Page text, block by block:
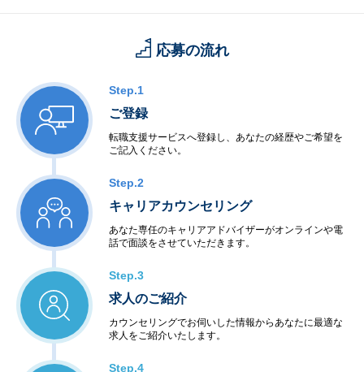
応募の流れ
Step.1
ご登録
転職支援サービスへ登録し、あなたの経歴やご希望を
ご記入ください。
Step.2
キャリアカウンセリング
あなた専任のキャリアアドバイザーがオンラインや電
話で面談をさせていただきます。
Step.3
求人のご紹介
カウンセリングでお伺いした情報からあなたに最適な
求人をご紹介いたします。
Step.4